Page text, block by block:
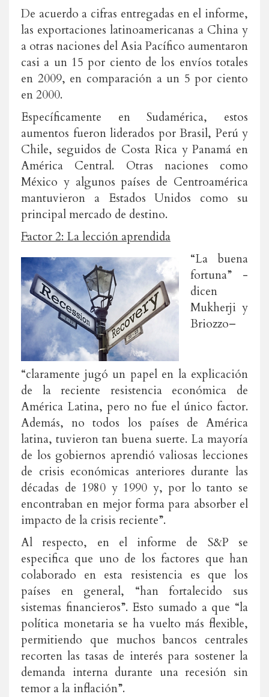
De acuerdo a cifras entregadas en el informe,
las exportaciones latinoamericanas a China y
a otras naciones del Asia Pacífico aumentaron
casi a un 15 por ciento de los envíos totales
en 2009, en comparación a un 5 por ciento
en 2000.
Específicamente en Sudamérica, estos
aumentos fueron liderados por Brasil, Perú y
Chile, seguidos de Costa Rica y Panamá en
América Central. Otras naciones como
México y algunos países de Centroamérica
mantuvieron a Estados Unidos como su
principal mercado de destino.
Factor 2: La lección aprendida
“La buena
fortuna” -
dicen
Mukherji y
Briozzo–
“claramente jugó un papel en la explicación
de la reciente resistencia económica de
América Latina, pero no fue el único factor.
Además, no todos los países de América
latina, tuvieron tan buena suerte. La mayoría
de los gobiernos aprendió valiosas lecciones
de crisis económicas anteriores durante las
décadas de 1980 y 1990 y, por lo tanto se
encontraban en mejor forma para absorber el
impacto de la crisis reciente”.
Al respecto, en el informe de S&P se
especifica que uno de los factores que han
colaborado en esta resistencia es que los
países en general, “han fortalecido sus
sistemas financieros”. Esto sumado a que “la
política monetaria se ha vuelto más flexible,
permitiendo que muchos bancos centrales
recorten las tasas de interés para sostener la
demanda interna durante una recesión sin
temor a la inflación”.